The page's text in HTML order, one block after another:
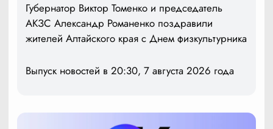
Губернатор Виктор Томенко и председатель
АКЗС Александр Романенко поздравили
жителей Алтайского края с Днем физкультурника
Выпуск новостей в 20:30, 7 августа 2026 года